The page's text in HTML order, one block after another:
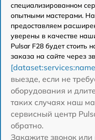
специализированном
опытными мастерами.
предоставляем
уверены в качестве
Pulsar F28 будет
заказа на сайте через
выезде, если не
оборудования и
таких случаях наш
сервисный центр
обратно.
Закажите звонок или